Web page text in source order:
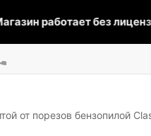
работает без
от порезов бензопилой